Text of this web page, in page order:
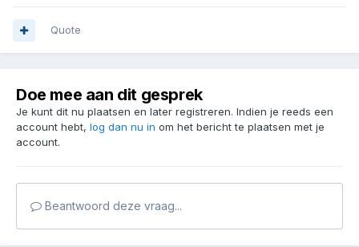
Quote
Doe mee aan dit gesprek
Je kunt dit nu plaatsen en later registreren. Indien je reeds een
account hebt, log dan nu in om het bericht te plaatsen met je
account.
Beantwoord deze vraag...